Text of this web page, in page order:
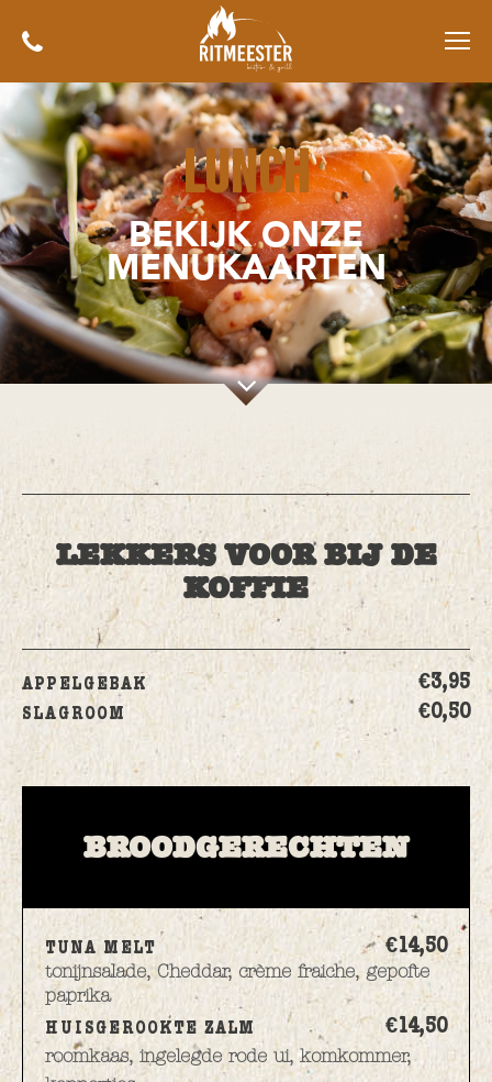
lunch
BEKIJK ONZE
MENUKAARTEN
LEKKERS VOOR BIJ DE
KOFFIE
APPELGEBAK €3,95
SLAGROOM €0,50
BROODGERECHTEN
TUNA MELT €14,50
tonijnsalade, Cheddar, crème fraiche, gepofte
paprika
HUISGEROOKTE ZALM €14,50
roomkaas, ingelegde rode ui, komkommer,